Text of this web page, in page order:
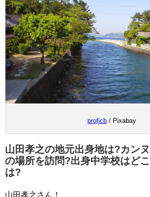
profjcb / Pixabay
山田孝之の地元出身地は?カン
の場所を訪問?出身中学校はど
は?
山田孝之さん！